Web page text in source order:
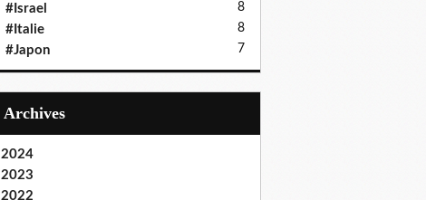
#Israel 8
#Italie 8
#Japon 7
Archives
2024
2023
2022